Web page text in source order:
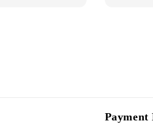
Payment